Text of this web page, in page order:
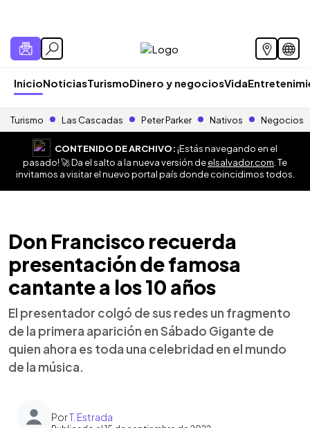
InicioNoticiasTurismoDinero y negociosVida
Turismo Las Cascadas Peter Parker Nativos Negocios
CONTENIDO DE ARCHIVO:¡Estás navegando en el
pasado! 🚀 Da el salto a la nueva versión deelsalvador.com . Te
invitamos a visitar el nuevo portal país donde coincidimos todos.
Don Francisco recuerda
presentación de famosa
cantante a los 10 años
El presentador colgó de sus redes un fragmento
de la primera aparición en Sábado Gigante de
quien ahora es toda una celebridad en el mundo
de la música.
PorT. Estrada